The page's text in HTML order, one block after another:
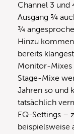
Channel 3 und
Ausgang ¾
¾
Hinzu
bereits
Monitor-Mixes
Stage-Mixe
Jahren so und
tatsächlich
EQ-Settings –
beispielsweise